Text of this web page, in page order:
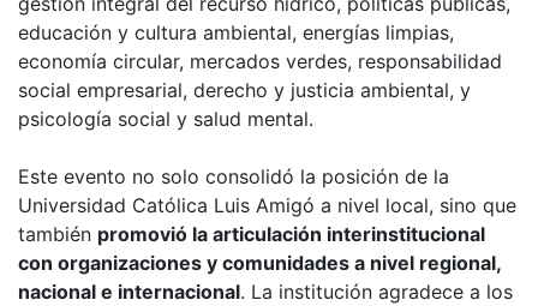
educación y cultura ambiental, energías limpias,
economía circular, mercados verdes, responsabilidad
social empresarial, derecho y justicia ambiental, y
psicología social y salud mental.
Este evento no solo consolidó la posición de la
Universidad Católica Luis Amigó a nivel local, sino que
también promovió la articulación interinstitucional
con organizaciones y comunidades a nivel regional,
nacional e internacional. La institución agradece a los